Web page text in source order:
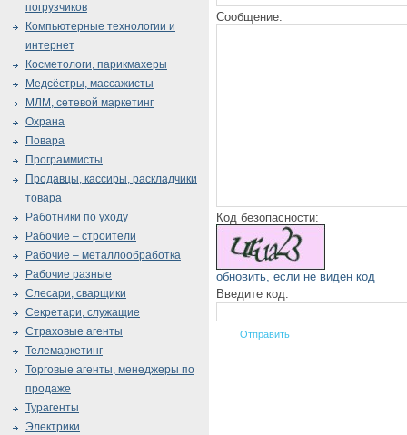
Сообщение:
Код безопасности:
обновить, если не виден код
Введите код:
погрузчиков
Компьютерные технологии и
интернет
Косметологи, парикмахеры
Медсёстры, массажисты
МЛМ, сетевой маркетинг
Охрана
Повара
Программисты
Продавцы, кассиры, раскладчики
товара
Работники по уходу
Рабочие – строители
Рабочие – металлообработка
Рабочие разные
Слесари, сварщики
Секретари, служащие
Страховые агенты
Телемаркетинг
Торговые агенты, менеджеры по
продаже
Турагенты
Электрики